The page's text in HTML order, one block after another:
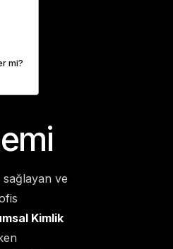
mi?
sağlayan ve
Kimlik